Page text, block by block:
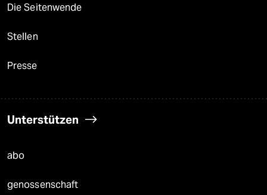
Die Seitenwende
Stellen
Presse
Unterstützen
abo
genossenschaft